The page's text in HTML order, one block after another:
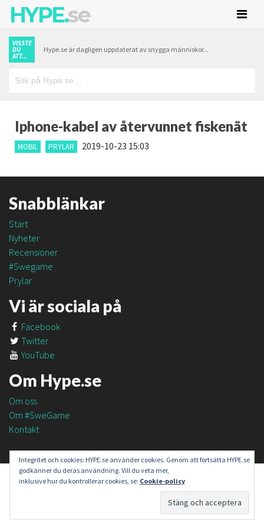
HYPE.se
VISSTE
DU
ATT...
Hype.se är dagligen uppdaterat av snygga människor...
Iphone-kabel av återvunnet fiskenät
MOBIL PRYLAR 2019-10-23 15:03
Snabblänkar
Start
Nyheter
Recensioner
#Swegame
Prylar
Vi är sociala på
Facebook
Twitter
YouTube
Om Hype.se
Om oss
Om #SweGame
Kontakt
Integritet och cookies: HYPE.se använder cookies. Genom att fortsätta HYPE.se
godkänner du deras användning. Vill du veta mer,
inklusive hur du kontrollerar cookies, se: Cookie-policy